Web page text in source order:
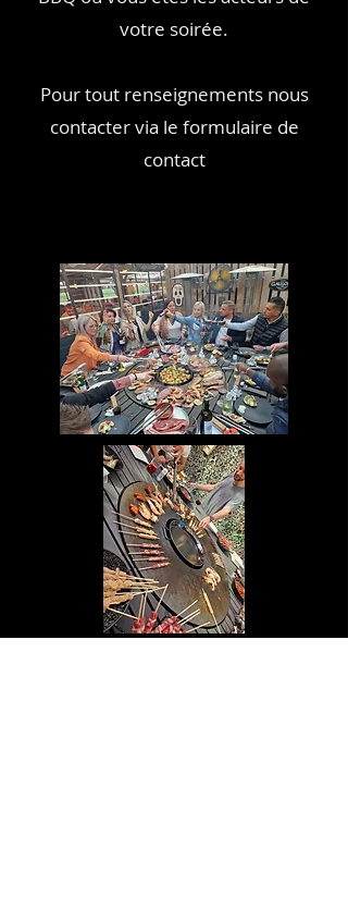
votre soirée.
Pour tout renseignements nous
contacter via le formulaire de
contact